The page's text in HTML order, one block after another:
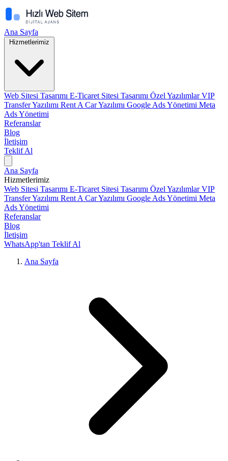
Ana Sayfa
Hizmetlerimiz
Web Sitesi Tasarımı E-Ticaret Sitesi Tasarımı Özel YazılımlarVIP
Transfer Yazılımı Rent A Car Yazılımı Google Ads Yönetimi Meta
Ads Yönetimi
Referanslar
Blog
İletişim
Teklif Al
Ana Sayfa
Hizmetlerimiz
Web Sitesi Tasarımı E-Ticaret Sitesi Tasarımı Özel YazılımlarVIP
Transfer Yazılımı Rent A Car Yazılımı Google Ads Yönetimi Meta
Ads Yönetimi
Referanslar
Blog
İletişim
WhatsApp'tan Teklif Al
Ana Sayfa